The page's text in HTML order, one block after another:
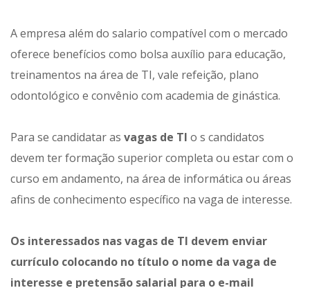
A empresa além do salario compatível com o mercado
oferece benefícios como bolsa auxílio para educação,
treinamentos na área de TI, vale refeição, plano
odontológico e convênio com academia de ginástica.
Para se candidatar as vagas de TI o s candidatos
devem ter formação superior completa ou estar com o
curso em andamento, na área de informática ou áreas
afins de conhecimento específico na vaga de interesse.
Os interessados nasvagas de TI devem enviar
currículo colocando no título o nome da vaga de
interesse e pretensão salarial para o e-mail